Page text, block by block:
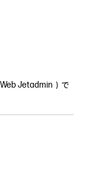
Jetadmin）で